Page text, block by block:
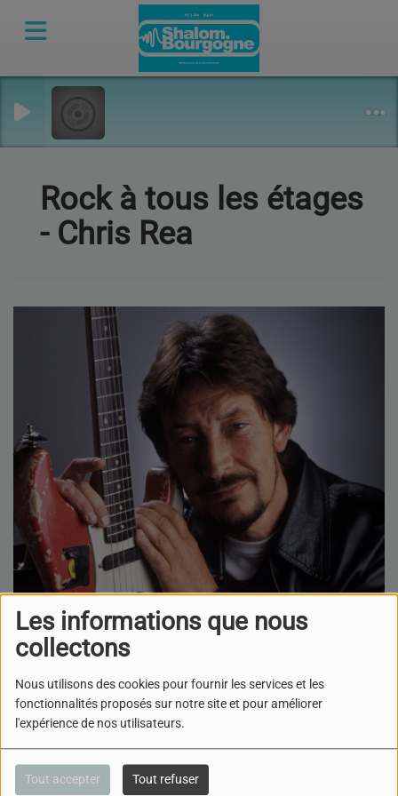
Les informations que nous
collectons
Nous utilisons des cookies pour fournir les services et les
fonctionnalités proposés sur notre site et pour améliorer
l'expérience de nos utilisateurs.
Tout accepter Tout refuser
Rock à tous les étages
- Chris Rea
30 JANVIER 2026
ÉCOUTER LE PODCAST
Bienvenue à toutes et à